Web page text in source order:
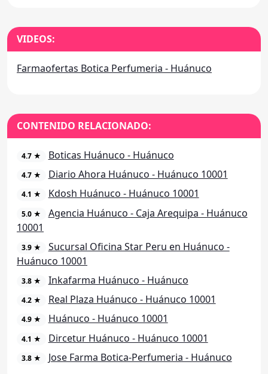
VIDEOS:
Farmaofertas Botica Perfumeria - Huánuco
CONTENIDO RELACIONADO:
4.7 ★ Boticas Huánuco - Huánuco
4.7 ★ Diario Ahora Huánuco - Huánuco 10001
4.1 ★ Kdosh Huánuco - Huánuco 10001
5.0 ★
Agencia Huánuco - Caja Arequipa - Huánuco
10001
3.9 ★
Sucursal Oficina Star Peru en Huánuco -
Huánuco 10001
3.8 ★ Inkafarma Huánuco - Huánuco
4.2 ★ Real Plaza Huánuco - Huánuco 10001
4.9 ★ Huánuco - Huánuco 10001
4.1 ★ Dircetur Huánuco - Huánuco 10001
3.8 ★ Jose Farma Botica-Perfumeria - Huánuco